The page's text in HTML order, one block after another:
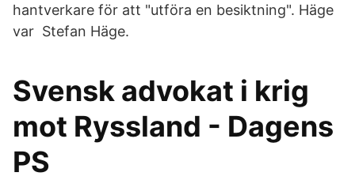
hantverkare för att "utföra en besiktning". Häge
var Stefan Häge.
Svensk advokat i krig
mot Ryssland - Dagens
PS